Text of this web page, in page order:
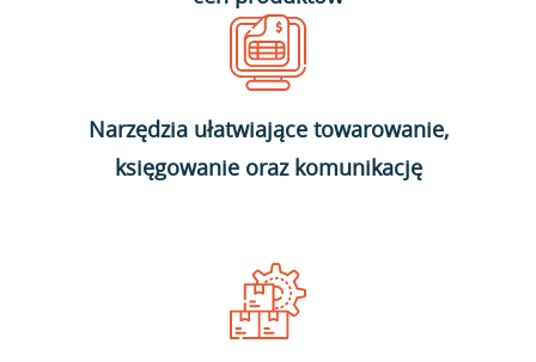
Narzędzia ułatwiające towarowanie,
księgowanie oraz komunikację